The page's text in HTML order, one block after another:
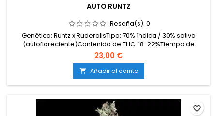
AUTO RUNTZ
Reseña(s): 0
Genética: Runtz x RuderalisTipo: 70% índica / 30% sativa
(autofloreciente)Contenido de THC: 18-22%Tiempo de
cultivo: 10-11 semanas desde la germinaciónProducción en
interior: 450-500 g/m²Producción en exterior: 120 g/planta o
másAltura: 70-100 cm en interior; hasta 140 cm en
exteriorAromas y sabores: Dulces y cremosos con notas...
23,00 €
 Añadir al carrito
favorite_border